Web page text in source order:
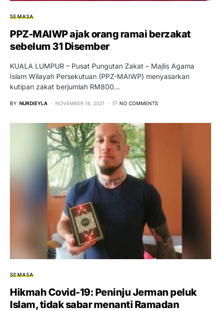
SEMASA
PPZ-MAIWP ajak orang ramai berzakat
sebelum 31 Disember
KUALA LUMPUR – Pusat Pungutan Zakat – Majlis Agama
Islam Wilayah Persekutuan (PPZ-MAIWP) menyasarkan
kutipan zakat berjumlah RM800…
BY NURDIEYLA NOVEMBER 16, 2021 NO COMMENTS
SEMASA
Hikmah Covid-19: Peninju Jerman peluk
Islam, tidak sabar menanti Ramadan